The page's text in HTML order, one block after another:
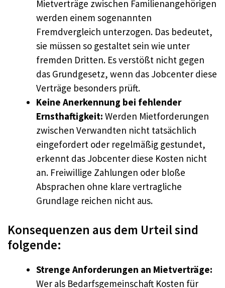
Mietverträge zwischen Familienangehörigen
werden einem sogenannten
Fremdvergleich unterzogen. Das bedeutet,
sie müssen so gestaltet sein wie unter
fremden Dritten. Es verstößt nicht gegen
das Grundgesetz, wenn das Jobcenter diese
Verträge besonders prüft.
Keine Anerkennung bei fehlender
Ernsthaftigkeit: Werden Mietforderungen
zwischen Verwandten nicht tatsächlich
eingefordert oder regelmäßig gestundet,
erkennt das Jobcenter diese Kosten nicht
an. Freiwillige Zahlungen oder bloße
Absprachen ohne klare vertragliche
Grundlage reichen nicht aus.
Konsequenzen aus dem Urteil sind
folgende:
Strenge Anforderungen an Mietverträge:
Wer als Bedarfsgemeinschaft Kosten für